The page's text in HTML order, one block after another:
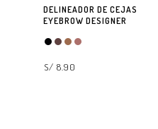
DELINEADOR DE CEJAS
EYEBROW DESIGNER
S/ 8.90